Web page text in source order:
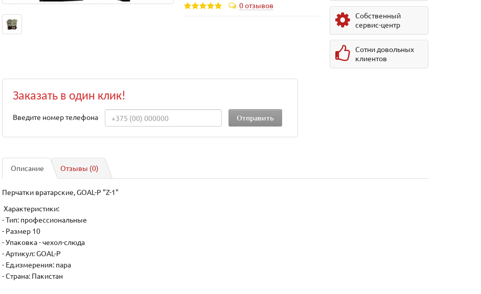
0 отзывов
Собственный
сервис-центр
Сотни довольных
клиентов
Заказать в один клик!
Введите номер телефона
Описание Отзывы (0)
Перчатки вратарские, GOAL-P "Z-1"
Характеристики:
- Тип: профессиональные
- Размер 10
- Упаковка - чехол-слюда
- Артикул: GOAL-P
- Ед.измерения: пара
- Страна: Пакистан